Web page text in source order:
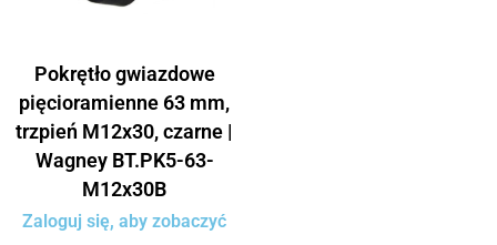
Pokrętło gwiazdowe
pięcioramienne 63 mm,
trzpień M12x30, czarne |
Wagney BT.PK5-63-
M12x30B
Zaloguj się, aby zobaczyć